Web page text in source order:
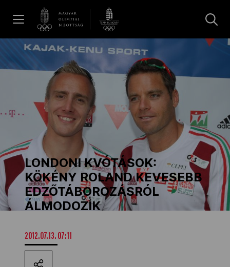
Galéria
Dakar 2026
Los Angeles 2028
MOB
Kettőskarrier-program
LONDONI KVÓTÁSOK:
KÖKÉNY ROLAND KEVESEBB
EDZŐTÁBOROZÁSRÓL
ÁLMODOZIK
2012.07.13. 07:11